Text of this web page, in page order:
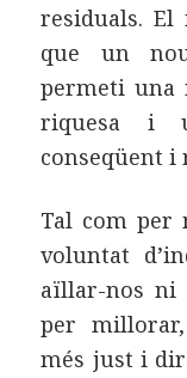
residuals. El
que un
permeti una
riquesa i
conseqüent i
Tal com per
voluntat
aïllar-nos ni
per
més just i